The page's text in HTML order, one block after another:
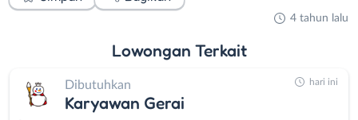
4 tahun lalu
Lowongan Terkait
Dibutuhkan
Karyawan Gerai
hari ini